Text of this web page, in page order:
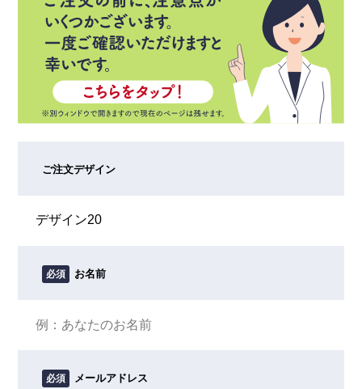
ご注文デザイン
必須 お名前
必須 メールアドレス